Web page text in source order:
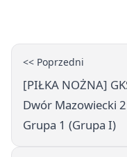
<< Poprzedni
[PIŁKA NOŻNA]
Dwór Mazowiecki
Grupa 1 (Grupa I)